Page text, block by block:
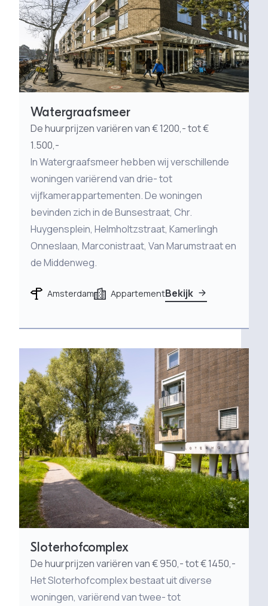
Watergraafsmeer
De huurprijzen variëren van € 1200,- tot €
1.500,-
In Watergraafsmeer hebben wij verschillende
woningen variërend van drie- tot
vijfkamerappartementen. De woningen
bevinden zich in de Bunsestraat, Chr.
Huygensplein, Helmholtzstraat, Kamerlingh
Onneslaan, Marconistraat, Van Marumstraat en
de Middenweg.
Amsterdam AppartementBekijk
Sloterhofcomplex
De huurprijzen variëren van € 950,- tot € 1450,-
Het Sloterhofcomplex bestaat uit diverse
woningen, variërend van twee- tot